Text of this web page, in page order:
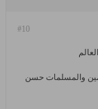
#10
والمسلمات حسن